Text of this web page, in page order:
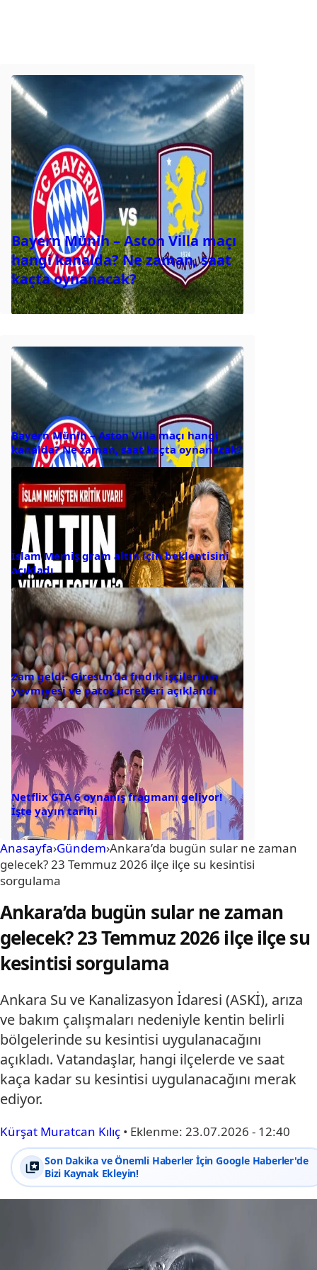
Bayern Münih – Aston Villa maçı
hangi kanalda? Ne zaman, saat
kaçta oynanacak?
Bayern Münih – Aston Villa maçı hangi
kanalda? Ne zaman, saat kaçta oynanacak?
İslam Memiş gram altın için beklentisini
açıkladı
Zam geldi: Giresun’da fındık işçilerinin
yevmiyesi ve patoz ücretleri açıklandı
Netflix GTA 6 oynanış fragmanı geliyor!
İşte yayın tarihi
Anasayfa›Gündem›Ankara’da bugün sular ne zaman
gelecek? 23 Temmuz 2026 ilçe ilçe su kesintisi
sorgulama
Ankara’da bugün sular ne zaman
gelecek? 23 Temmuz 2026 ilçe ilçe su
kesintisi sorgulama
Ankara Su ve Kanalizasyon İdaresi (ASKİ), arıza
ve bakım çalışmaları nedeniyle kentin belirli
bölgelerinde su kesintisi uygulanacağını
açıkladı. Vatandaşlar, hangi ilçelerde ve saat
kaça kadar su kesintisi uygulanacağını merak
ediyor.
Kürşat Muratcan Kılıç • Eklenme: 23.07.2026 - 12:40
Son Dakika ve Önemli Haberler İçin Google Haberler'de
Bizi Kaynak Ekleyin!